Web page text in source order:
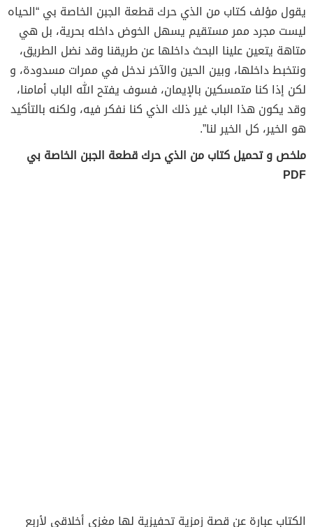
يقول مؤلف كتاب من الذي حرك قطعة الجبن الخاصة بي “الحياه
ليست مجرد ممر مستقيم يسهل الخوض داخله بحرية، بل هي
متاهة يتعين علينا البحث داخلها عن طريقنا وقد نضل الطريق،
ونتخبط داخلها، وبين الحين والآخر ندخل في ممرات مسدودة، و
لكن إذا كنا متمسكين بالإيمان، فسوف يفتح الله الباب أمامنا،
وقد يكون هذا الباب غير ذلك الذي كنا نفكر فيه، ولكنه بالتأكيد
هو الخير، كل الخير لنا”.
ملخص و تحميل كتاب من الذي حرك قطعة الجبن الخاصة بي
PDF
الكتاب عبارة عن قصة زمزية تحفيزية لها مغزى أخلاقي لأربع